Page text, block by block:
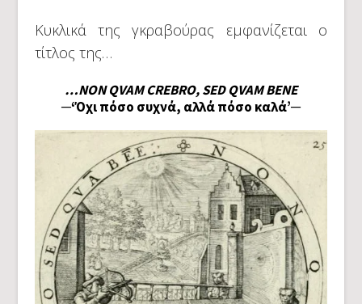
Κυκλικά της γκραβούρας εμφανίζεται ο
τίτλος της…
…NON QVAM CREBRO, SED QVAM BENE
─‘Όχι πόσο συχνά, αλλά πόσο καλά’─